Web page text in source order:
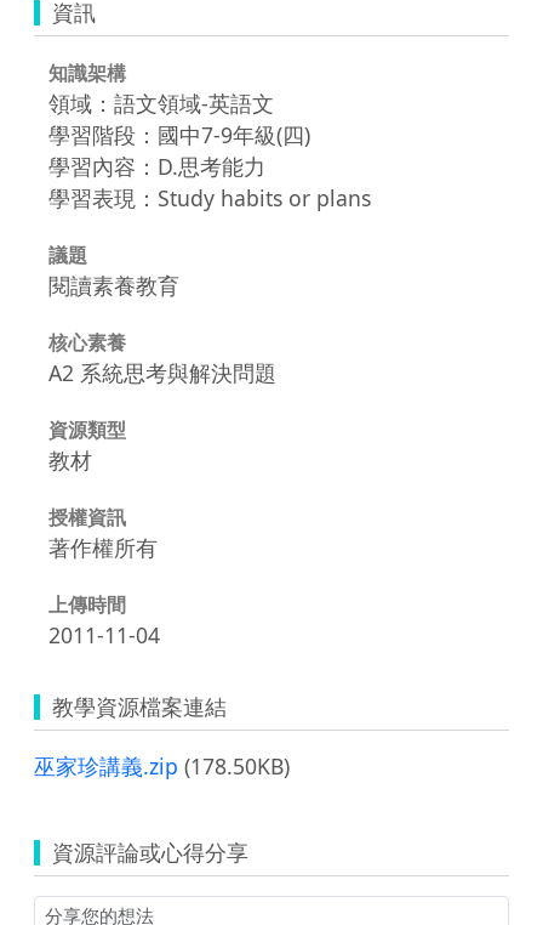
資訊
知識架構
領域：語文領域-英語文
學習階段：國中7-9年級(四)
學習內容：D.思考能力
學習表現：Study habits or plans
議題
閱讀素養教育
核心素養
A2 系統思考與解決問題
資源類型
教材
授權資訊
著作權所有
上傳時間
2011-11-04
教學資源檔案連結
巫家珍講義.zip (178.50KB)
資源評論或心得分享